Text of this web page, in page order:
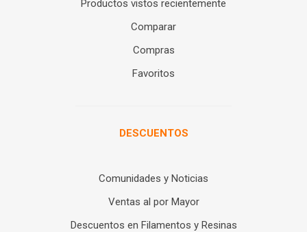
Productos vistos recientemente
Comparar
Compras
Favoritos
DESCUENTOS
Comunidades y Noticias
Ventas al por Mayor
Descuentos en Filamentos y Resinas